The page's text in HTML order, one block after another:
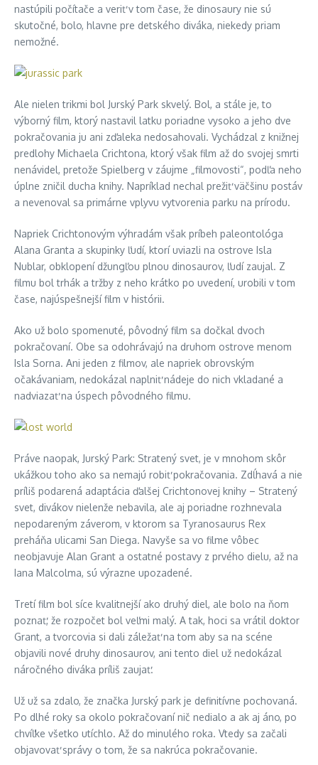
nastúpili počítače a veriť v tom čase, že dinosaury nie sú
skutočné, bolo, hlavne pre detského diváka, niekedy priam
nemožné.
Ale nielen trikmi bol Jurský Park skvelý. Bol, a stále je, to
výborný film, ktorý nastavil latku poriadne vysoko a jeho dve
pokračovania ju ani zďaleka nedosahovali. Vychádzal z knižnej
predlohy Michaela Crichtona, ktorý však film až do svojej smrti
nenávidel, pretože Spielberg v záujme „filmovosti“, podľa neho
úplne zničil ducha knihy. Napríklad nechal prežiť väčšinu postáv
a nevenoval sa primárne vplyvu vytvorenia parku na prírodu.
Napriek Crichtonovým výhradám však príbeh paleontológa
Alana Granta a skupinky ľudí, ktorí uviazli na ostrove Isla
Nublar, obklopení džungľou plnou dinosaurov, ľudí zaujal. Z
filmu bol trhák a tržby z neho krátko po uvedení, urobili v tom
čase, najúspešnejší film v histórii.
Ako už bolo spomenuté, pôvodný film sa dočkal dvoch
pokračovaní. Obe sa odohrávajú na druhom ostrove menom
Isla Sorna. Ani jeden z filmov, ale napriek obrovským
očakávaniam, nedokázal naplniť nádeje do nich vkladané a
nadviazať na úspech pôvodného filmu.
Práve naopak, Jurský Park: Stratený svet, je v mnohom skôr
ukážkou toho ako sa nemajú robiť pokračovania. Zdĺhavá a nie
príliš podarená adaptácia ďalšej Crichtonovej knihy – Stratený
svet, divákov nielenže nebavila, ale aj poriadne rozhnevala
nepodareným záverom, v ktorom sa Tyranosaurus Rex
preháňa ulicami San Diega. Navyše sa vo filme vôbec
neobjavuje Alan Grant a ostatné postavy z prvého dielu, až na
Iana Malcolma, sú výrazne upozadené.
Tretí film bol síce kvalitnejší ako druhý diel, ale bolo na ňom
poznať, že rozpočet bol veľmi malý. A tak, hoci sa vrátil doktor
Grant, a tvorcovia si dali záležať na tom aby sa na scéne
objavili nové druhy dinosaurov, ani tento diel už nedokázal
náročného diváka príliš zaujať.
Už už sa zdalo, že značka Jurský park je definitívne pochovaná.
Po dlhé roky sa okolo pokračovaní nič nedialo a ak aj áno, po
chvíľke všetko utíchlo. Až do minulého roka. Vtedy sa začali
objavovať správy o tom, že sa nakrúca pokračovanie.